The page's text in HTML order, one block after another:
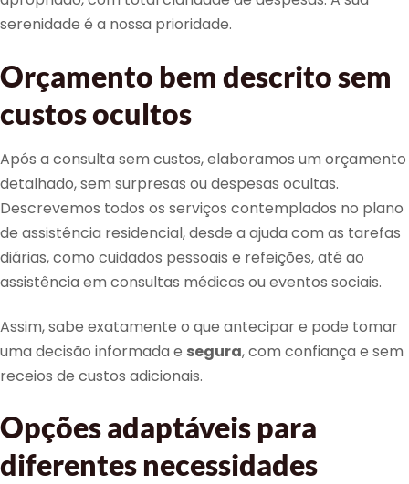
serenidade é a nossa prioridade.
Orçamento bem descrito sem
custos ocultos
Após a consulta sem custos, elaboramos um orçamento
detalhado, sem surpresas ou despesas ocultas.
Descrevemos todos os serviços contemplados no plano
de assistência residencial, desde a ajuda com as tarefas
diárias, como cuidados pessoais e refeições, até ao
assistência em consultas médicas ou eventos sociais.
Assim, sabe exatamente o que antecipar e pode tomar
uma decisão informada e segura, com confiança e sem
receios de custos adicionais.
Opções adaptáveis para
diferentes necessidades